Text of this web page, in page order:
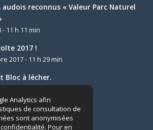
audois reconnus « Valeur Parc Naturel
- 11 h 11 min
2017 !
2017 - 11 h 29 min
Bloc à lécher.
Analytics afin
de consultation de
sont anonymisées
Pour en